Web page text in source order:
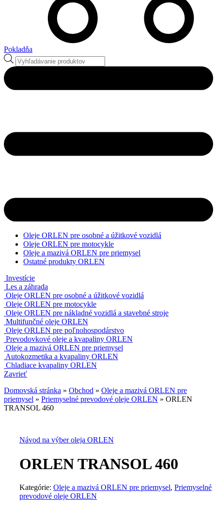
Pokladňa
Products
search
Oleje ORLEN pre osobné a úžitkové vozidlá
Oleje ORLEN pre motocykle
Oleje a mazivá ORLEN pre priemysel
Ostatné produkty ORLEN
Investície
Les a záhrada
Oleje ORLEN pre osobné a úžitkové vozidlá
Oleje ORLEN pre motocykle
Oleje ORLEN pre nákladné vozidlá a stavebné stroje
Multifunčné oleje ORLEN
Oleje ORLEN pre poľnohospodárstvo
Prevodovkové oleje a kvapaliny ORLEN
Oleje a mazivá ORLEN pre priemysel
Autokozmetika a kvapaliny ORLEN
Chladiace kvapaliny ORLEN
Zavrieť
Domovská stránka » Obchod » Oleje a mazivá ORLEN pre
priemysel » Priemyselné prevodové oleje ORLEN » ORLEN
TRANSOL 460
Návod na výber oleja ORLEN
ORLEN TRANSOL 460
Kategórie: Oleje a mazivá ORLEN pre priemysel, Priemyselné
prevodové oleje ORLEN